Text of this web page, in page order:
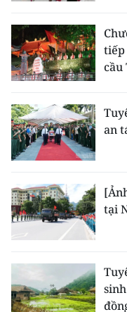
Media Du lịch
Media Thế giới
Media Giáo dục
Media Y tế
Media Khoa học -
Media Môi trường
Infographic
tiếp
cầu
an
tại